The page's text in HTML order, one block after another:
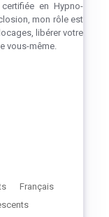
en Hypno-
mon rôle est
libérer votre
vous-même.
Français